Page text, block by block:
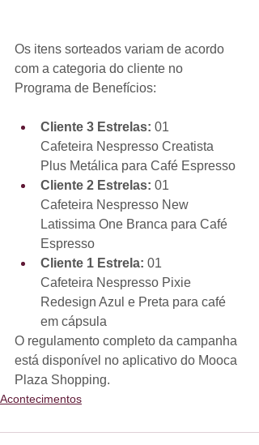
Os itens sorteados variam de acordo
com a categoria do cliente no
Programa de Benefícios:
Cliente 3 Estrelas: 01
Cafeteira Nespresso Creatista
Plus Metálica para Café Espresso
Cliente 2 Estrelas: 01
Cafeteira Nespresso New
Latissima One Branca para Café
Espresso
Cliente 1 Estrela: 01
Cafeteira Nespresso Pixie
Redesign Azul e Preta para café
em cápsula
O regulamento completo da campanha
está disponível no aplicativo do Mooca
Plaza Shopping.
Acontecimentos